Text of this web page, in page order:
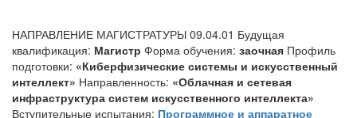
НАПРАВЛЕНИЕ МАГИСТРАТУРЫ 09.04.01 Будущая
квалификация: Магистр Форма обучения: заочная Профиль
подготовки: «Киберфизические системы и искусственный
интеллект» Направленность: «Облачная и сетевая
инфраструктура систем искусственного интеллекта»
Вступительные испытания: Программное и аппаратное